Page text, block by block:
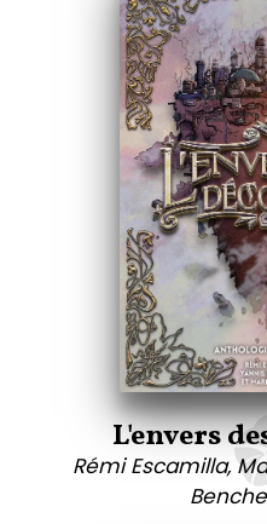
L'envers
Rémi Escamilla,